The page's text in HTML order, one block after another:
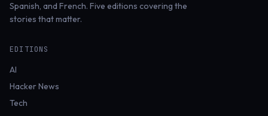
Spanish, and French. Five editions covering the
stories that matter.
EDITIONS
AI
Hacker News
Tech